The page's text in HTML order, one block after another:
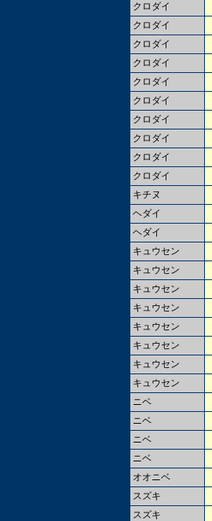
クロダイ
クロダイ
クロダイ
クロダイ
クロダイ
クロダイ
クロダイ
クロダイ
クロダイ
クロダイ
キチヌ
ヘダイ
ヘダイ
キュウセン
キュウセン
キュウセン
キュウセン
キュウセン
キュウセン
キュウセン
キュウセン
ニベ
ニベ
ニベ
ニベ
オオニベ
スズキ
スズキ